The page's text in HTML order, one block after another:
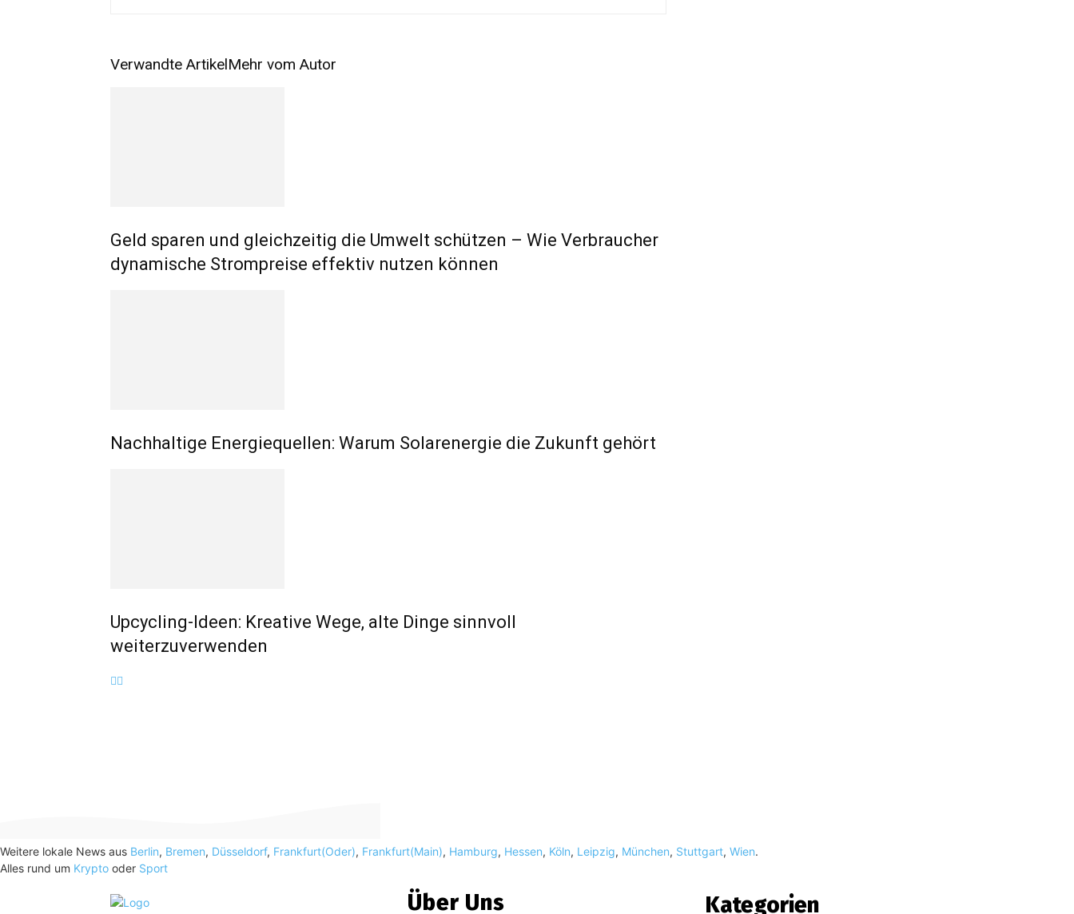
Verwandte ArtikelMehr vom Autor
Geld sparen und gleichzeitig die Umwelt schützen – Wie Verbraucher
dynamische Strompreise effektiv nutzen können
Nachhaltige Energiequellen: Warum Solarenergie die Zukunft gehört
Upcycling-Ideen: Kreative Wege, alte Dinge sinnvoll
weiterzuverwenden
Weitere lokale News aus Berlin, Bremen, Düsseldorf, Frankfurt(Oder), Frankfurt(Main), Hamburg, Hessen, Köln, Leipzig, München, Stuttgart, Wien.
Alles rund um Krypto oder Sport
Über Uns Kategorien